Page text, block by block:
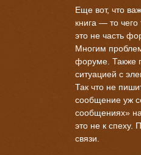
Еще вот, что
книга — то
это не часть
Многим
форуме. Также
ситуацией с
Так что не
сообщение уж
сообщениях»
это не к спеху.
связи.